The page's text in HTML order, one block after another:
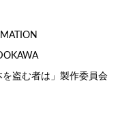
盗む者は」製作委員会